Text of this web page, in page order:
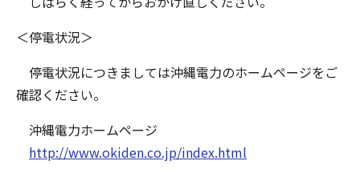
＜停電状況＞
停電状況につきましては沖縄電力のホームページをご
確認ください。
沖縄電力ホームページ
http://www.okiden.co.jp/index.html